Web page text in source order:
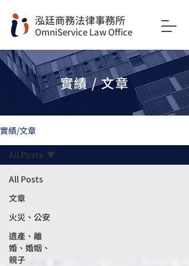
​泓廷商務法律事務所
OmniService Law Office
實績 / 文章
實績/文章
All Posts
文章
火災、公安
遺產、離
婚、婚姻、
親子
All Posts